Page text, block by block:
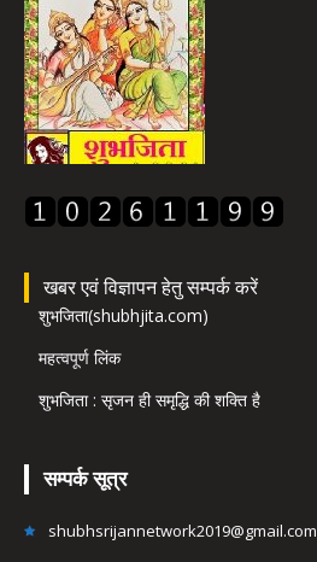
खबर एवं विज्ञापन हेतु सम्पर्क करें
शुभजिता(shubhjita.com)
महत्वपूर्ण लिंक
शुभजिता : सृजन ही समृद्धि की शक्ति है
सम्पर्क सूत्र
shubhsrijannetwork2019@gmail.com